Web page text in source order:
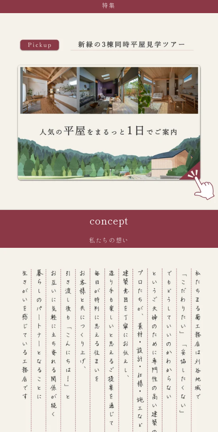
特集
concept
私たちの想い